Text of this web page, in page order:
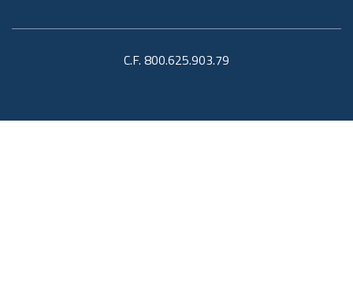
C.F. 800.625.903.79